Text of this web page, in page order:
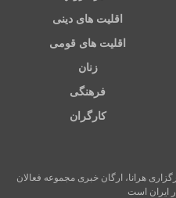
اقلیت های دینی
اقلیت های قومی
زنان
فرهنگی
کارگران
هرانا، ارگان خبری مجموعه فعالان
ایران است